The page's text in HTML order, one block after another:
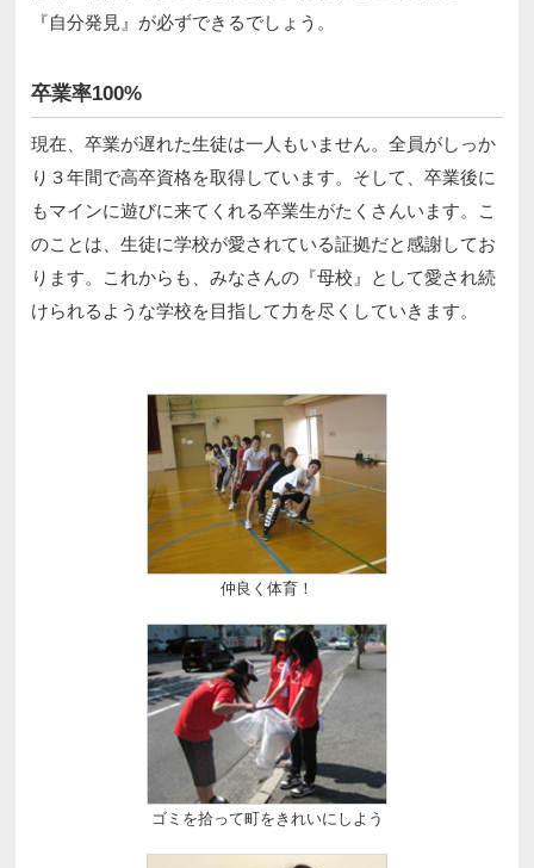
『自分発見』が必ずできるでしょう。
卒業率100%
現在、卒業が遅れた生徒は一人もいません。全員がしっか
り３年間で高卒資格を取得しています。そして、卒業後に
もマインに遊びに来てくれる卒業生がたくさんいます。こ
のことは、生徒に学校が愛されている証拠だと感謝してお
ります。これからも、みなさんの『母校』として愛され続
けられるような学校を目指して力を尽くしていきます。
仲良く体育！
ゴミを拾って町をきれいにしよう